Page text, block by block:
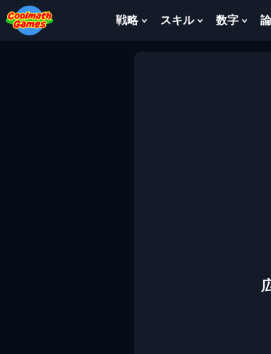
Skip
to
Top
Skip
to
Navigation
Skip
to
Main
Skip
to
Footer
戦略 Showスキル Show
数字